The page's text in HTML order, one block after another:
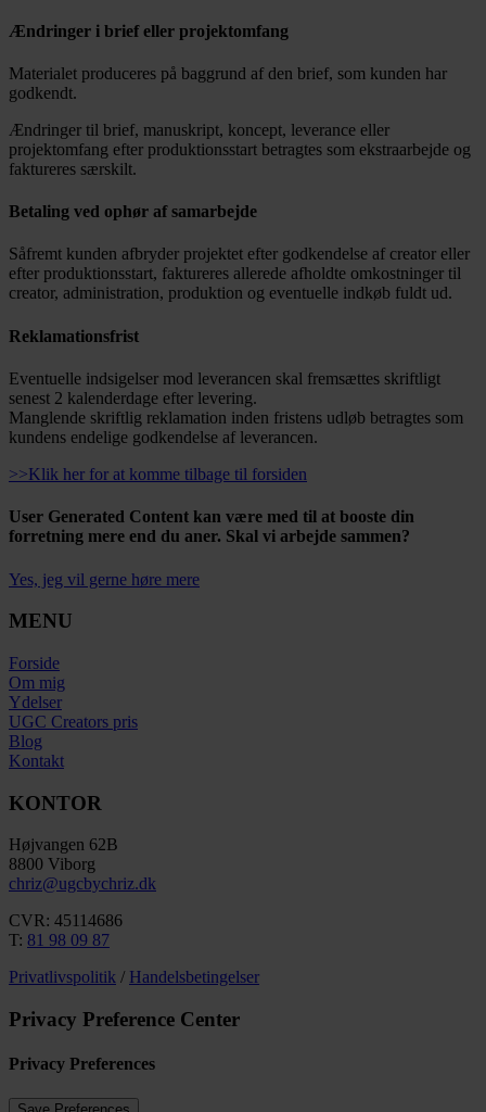
Ændringer i brief eller projektomfang
Materialet produceres på baggrund af den brief, som kunden har
godkendt.
Ændringer til brief, manuskript, koncept, leverance eller
projektomfang efter produktionsstart betragtes som ekstraarbejde og
faktureres særskilt.
Betaling ved ophør af samarbejde
Såfremt kunden afbryder projektet efter godkendelse af creator eller
efter produktionsstart, faktureres allerede afholdte omkostninger til
creator, administration, produktion og eventuelle indkøb fuldt ud.
Reklamationsfrist
Eventuelle indsigelser mod leverancen skal fremsættes skriftligt
senest 2 kalenderdage efter levering.
Manglende skriftlig reklamation inden fristens udløb betragtes som
kundens endelige godkendelse af leverancen.
>>Klik her for at komme tilbage til forsiden
User Generated Content kan være med til at booste din
forretning mere end du aner. Skal vi arbejde sammen?
Yes, jeg vil gerne høre mere
MENU
Forside
Om mig
Ydelser
UGC Creators pris
Blog
Kontakt
KONTOR
Højvangen 62B
8800 Viborg
chriz@ugcbychriz.dk
CVR: 45114686
T: 81 98 09 87
Privatlivspolitik / Handelsbetingelser
Privacy Preference Center
Privacy Preferences